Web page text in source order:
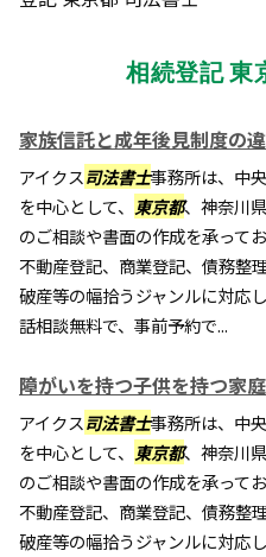
相続登記 東
家族信託と成年後見制度の
アイクス司法書士事務所は、中
を中心として、 東京都、神奈川
のご相談や書面の作成を承ってお
不動産登記、商業登記、債務整
破産等の幅拾うジャンルに対応
話相談無料で、事前予約で...
障がいを持つ子供を持つ家
アイクス司法書士事務所は、中
を中心として、 東京都、神奈川
のご相談や書面の作成を承ってお
不動産登記、商業登記、債務整
破産等の幅拾うジャンルに対応